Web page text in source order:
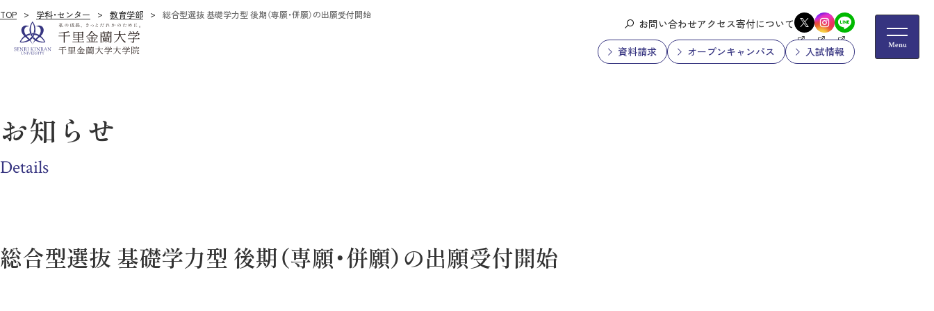
お問い合わせアクセス寄付について
資料請求 オープンキャンパス 入試情報
TOP 学科・センター 教育学部 総合型選抜 基礎学力型 後期（専願・併願）の出願受付開始
お知らせ
Details
総合型選抜 基礎学力型 後期（専願・併願）の出願受付開始